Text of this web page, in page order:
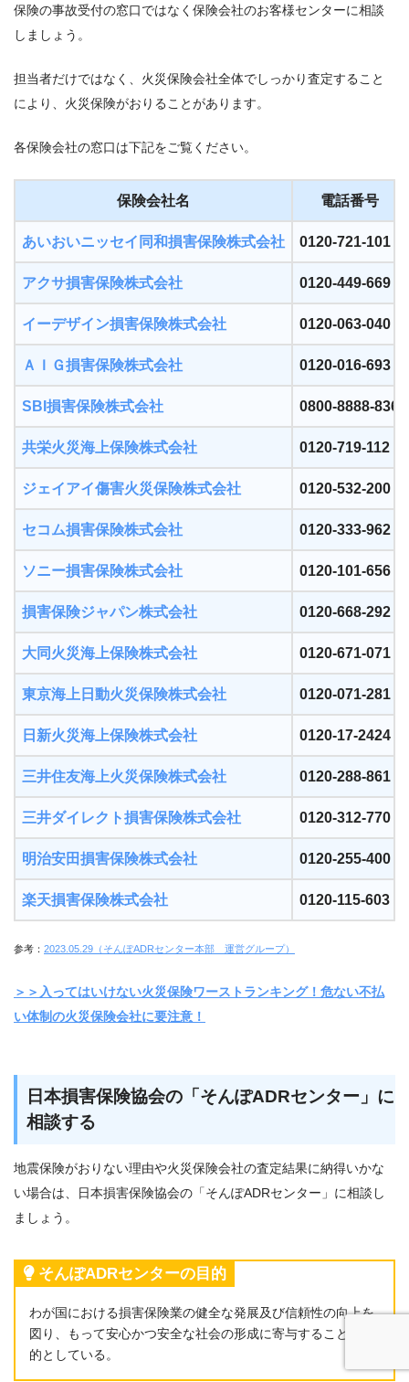
保険の事故受付の窓口ではなく保険会社のお客様センターに相談
しましょう。
担当者だけではなく、火災保険会社全体でしっかり査定すること
により、火災保険がおりることがあります。
各保険会社の窓口は下記をご覧ください。
保険会社名 電話番号
あいおいニッセイ同和損害保険株式会社 0120-721-101
アクサ損害保険株式会社 0120-449-669
イーデザイン損害保険株式会社 0120-063-040
ＡＩＧ損害保険株式会社 0120-016-693
SBI損害保険株式会社 0800-8888-836
共栄火災海上保険株式会社 0120-719-112
ジェイアイ傷害火災保険株式会社 0120-532-200
セコム損害保険株式会社 0120-333-962
ソニー損害保険株式会社 0120-101-656
損害保険ジャパン株式会社 0120-668-292
大同火災海上保険株式会社 0120-671-071
東京海上日動火災保険株式会社 0120-071-281
日新火災海上保険株式会社 0120-17-2424
三井住友海上火災保険株式会社 0120-288-861
三井ダイレクト損害保険株式会社 0120-312-770
明治安田損害保険株式会社 0120-255-400
楽天損害保険株式会社 0120-115-603
参考： 2023.05.29（そんぽADRセンター本部 運営グループ）
＞＞入ってはいけない火災保険ワーストランキング！危ない不払
い体制の火災保険会社に要注意！
日本損害保険協会の「そんぽADRセンター」に
相談する
地震保険がおりない理由や火災保険会社の査定結果に納得いかな
い場合は、日本損害保険協会の「そんぽADRセンター」に相談し
ましょう。
そんぽADRセンターの目的
わが国における損害保険業の健全な発展及び信頼性の向上を
図り、もって安心かつ安全な社会の形成に寄与することを目
的としている。